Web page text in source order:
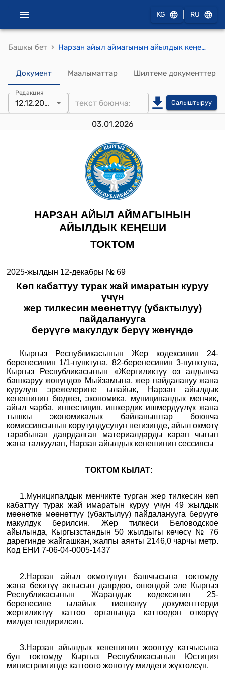
KG RU
Башкы бет › Нарзан айыл аймагынын айылдык кеңешинин 2025-жылдын 12-декабрындагы № 69 "Көп кабаттуу турак жай имаратын куруу үчүн жер тилкесин мөөнөттүү (убактылуу) пайдаланууга берүүгө макулдук берүү жөнүндө" токтому
Документ Маалыматтар Шилтеме документтер
Редакция
12.12.2025 Салыштыруу
03.01.2026